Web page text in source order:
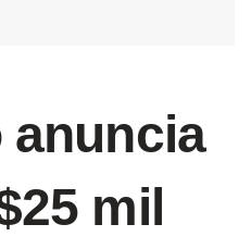
anuncia
mil